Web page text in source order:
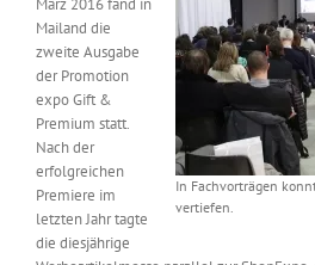
Kontakt
Messen & Events
Unternehmen
Interviews
Wissen
In Fachvorträgen
vertiefen.
März 2016 fand in
Mailand die
zweite Ausgabe
der Promotion
expo Gift &
Premium statt.
Nach der
erfolgreichen
Premiere im
letzten Jahr tagte
die diesjährige